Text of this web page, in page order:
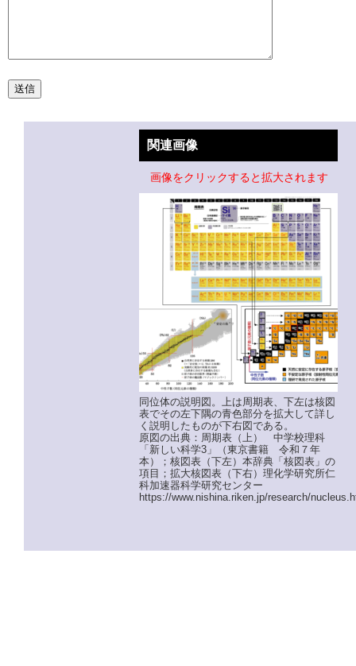
関連画像
画像をクリックすると拡大されます
同位体の説明図。上は周期表、下左は核図
表でその左下隅の青色部分を拡大して詳し
く説明したものが下右図である。
原図の出典：周期表（上） 中学校理科
「新しい科学3」（東京書籍 令和７年
本）；核図表（下左）本辞典「核図表」の
項目；拡大核図表（下右）理化学研究所仁
科加速器科学研究センター
https://www.nishina.riken.jp/research/